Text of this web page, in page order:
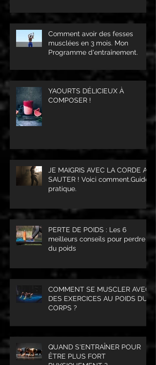
Comment avoir des fesses
musclées en 3 mois. Mon
Programme d'entraînement.
YAOURTS DÉLICIEUX À
COMPOSER !
JE MAIGRIS AVEC LA CORDE A
SAUTER ! Voici comment.Guide
pratique.
PERTE DE POIDS : Les 6
meilleurs conseils pour perdre
du poids
COMMENT SE MUSCLER AVEC
DES EXERCICES AU POIDS DU
CORPS ?
QUAND S'ENTRAÎNER POUR
ÊTRE PLUS FORT